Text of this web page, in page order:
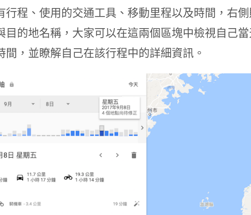
行程、使用的交通工具、移動里程以及時間，右
目的地名稱，大家可以在這兩個區塊中檢視自己
間，並瞭解自己在該行程中的詳細資訊。